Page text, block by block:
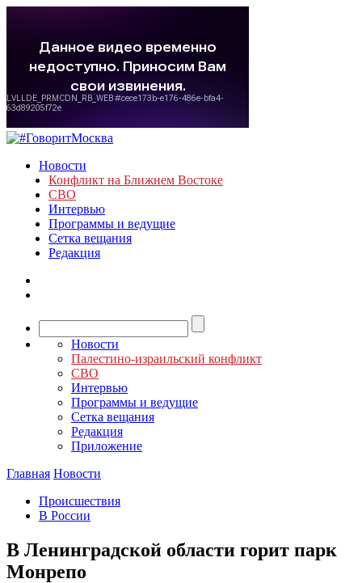
Новости
Конфликт на Ближнем Востоке
СВО
Интервью
Программы и ведущие
Сетка вещания
Редакция
Новости
Палестино-израильский конфликт
СВО
Интервью
Программы и ведущие
Сетка вещания
Редакция
Приложение
Главная Новости
Происшествия
В России
В Ленинградской области горит парк
Монрепо